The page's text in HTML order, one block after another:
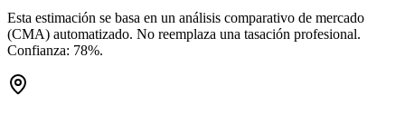
Esta estimación se basa en un análisis comparativo de mercado
(CMA) automatizado. No reemplaza una tasación profesional.
Confianza: 78%.